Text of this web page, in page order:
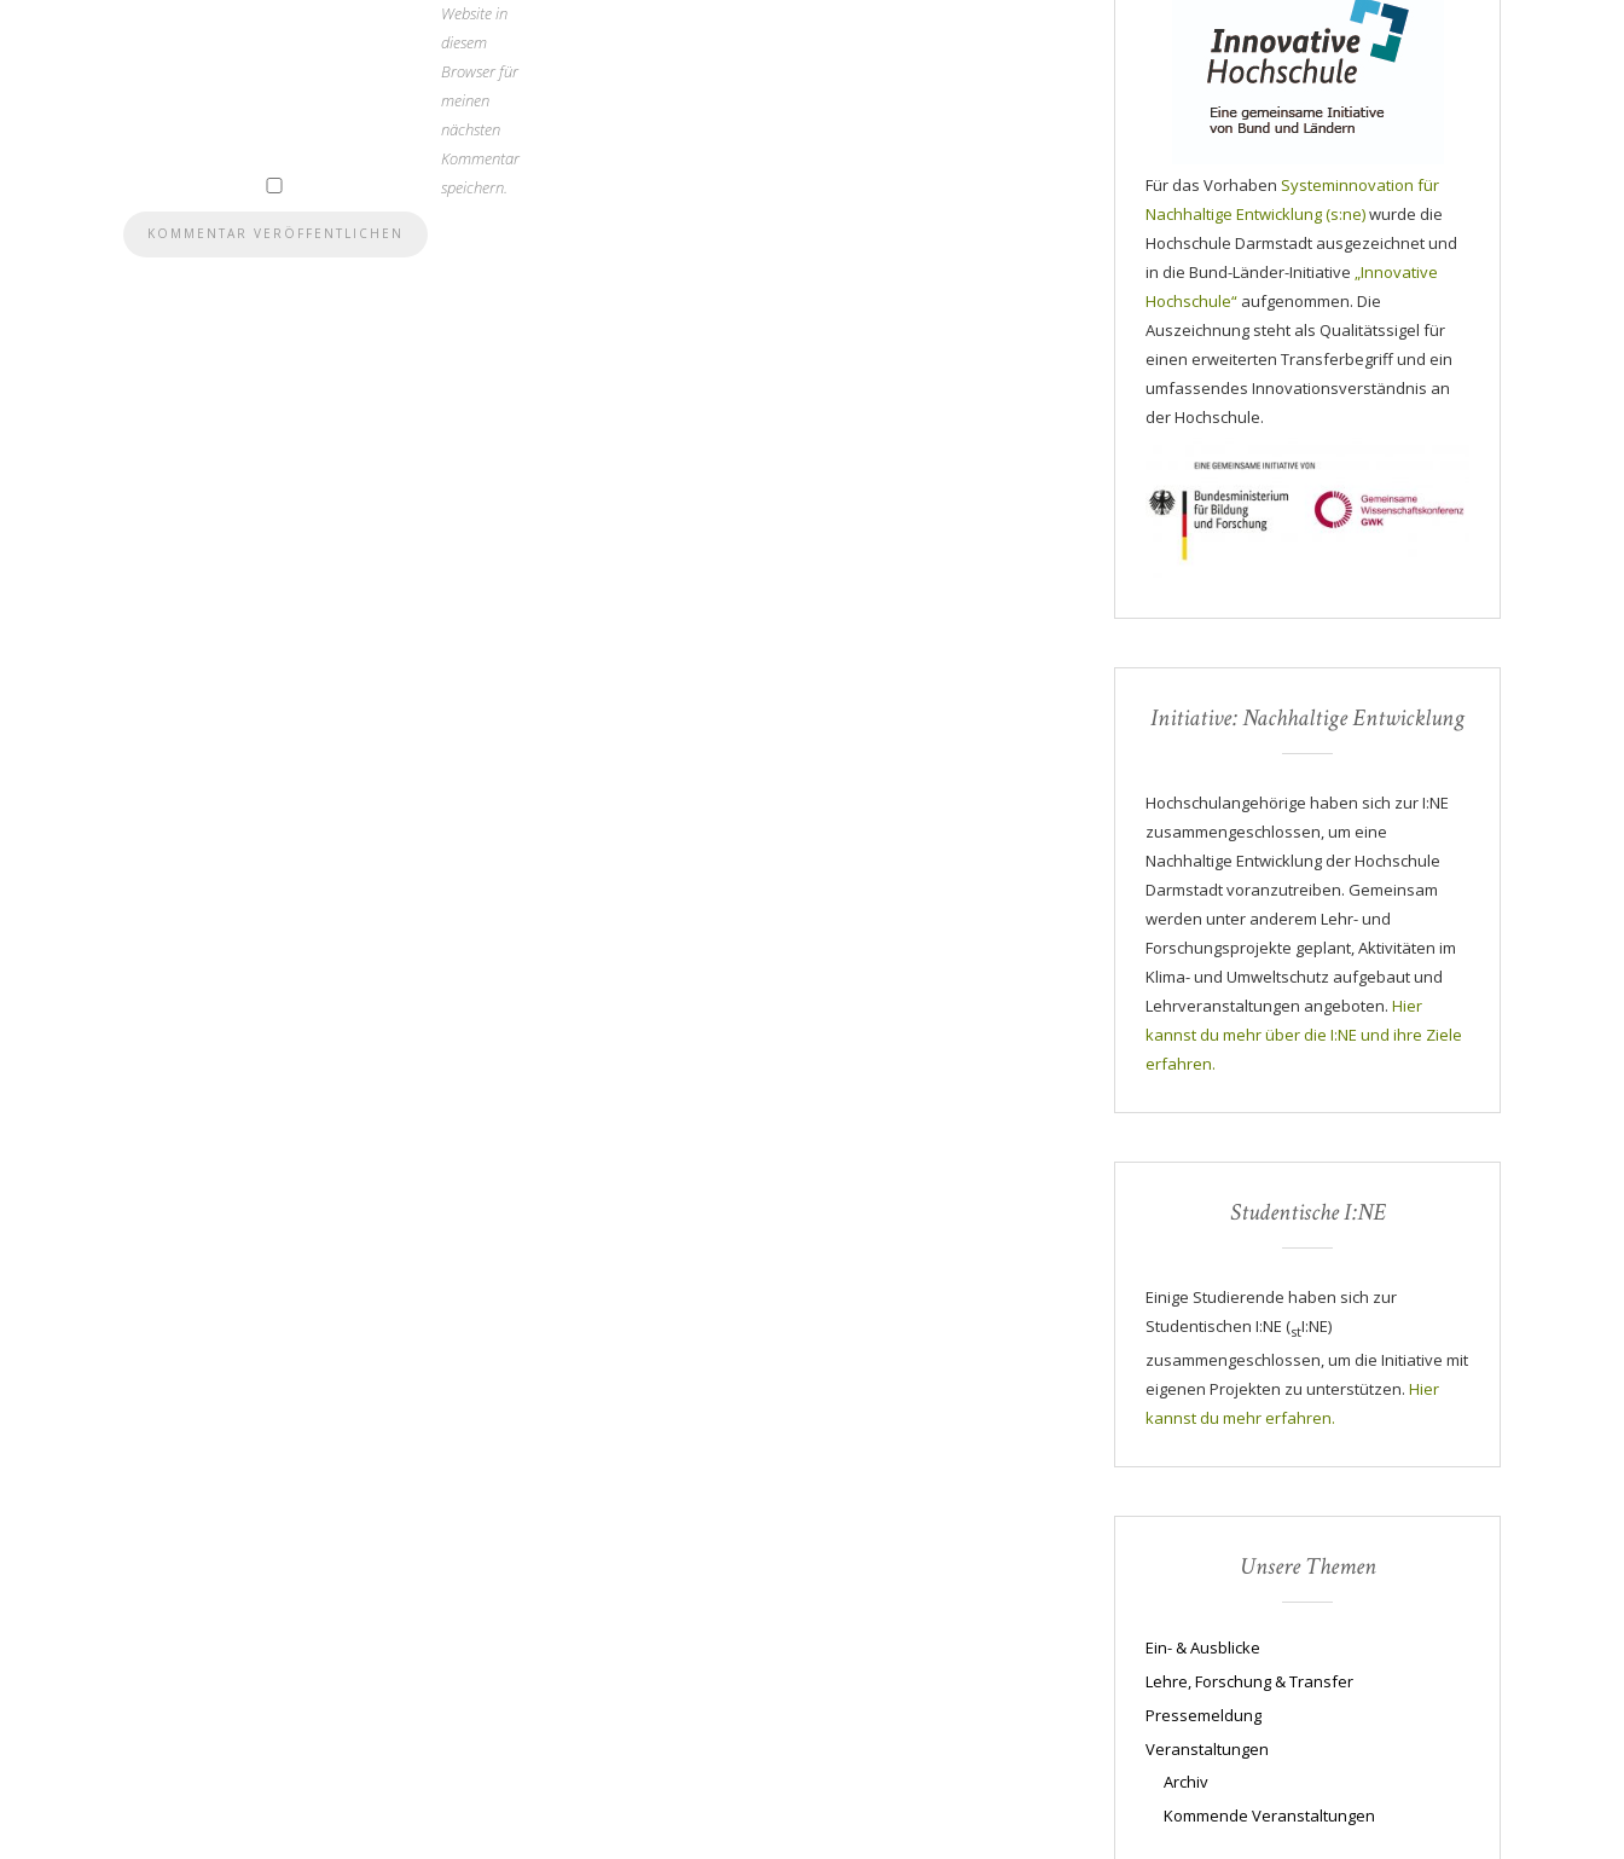
Website in
diesem
Browser für
meinen
nächsten
Kommentar
speichern.
Für das Vorhaben Systeminnovation für
Nachhaltige Entwicklung (s:ne)wurde die
Hochschule Darmstadt ausgezeichnet und
in die Bund-Länder-Initiative „Innovative
Hochschule“ aufgenommen. Die
Auszeichnung steht als Qualitätssigel für
einen erweiterten Transferbegriff und ein
umfassendes Innovationsverständnis an
der Hochschule.
Initiative: Nachhaltige Entwicklung
Hochschulangehörige haben sich zur I:NE
zusammengeschlossen, um eine
Nachhaltige Entwicklung der Hochschule
Darmstadt voranzutreiben. Gemeinsam
werden unter anderem Lehr- und
Forschungsprojekte geplant, Aktivitäten im
Klima- und Umweltschutz aufgebaut und
Lehrveranstaltungen angeboten. Hier
kannst du mehr über die I:NE und ihre Ziele
erfahren.
Studentische I:NE
Einige Studierende haben sich zur
Studentischen I:NE (stI:NE)
zusammengeschlossen, um die Initiative mit
eigenen Projekten zu unterstützen. Hier
kannst du mehr erfahren.
Unsere Themen
Ein- & Ausblicke
Lehre, Forschung & Transfer
Pressemeldung
Veranstaltungen
Archiv
Kommende Veranstaltungen